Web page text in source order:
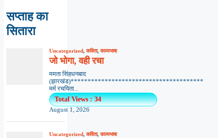
सप्ताह का
सितारा
Uncategorized,कविता,काव्यभाषा
जो भोगा, वही रचा
ममता सिंहधनबाद
(झारखंड)***************************************
मर्म रचयिता...
Total Views : 34
August 1, 2026
Uncategorized,कविता,काव्यभाषा